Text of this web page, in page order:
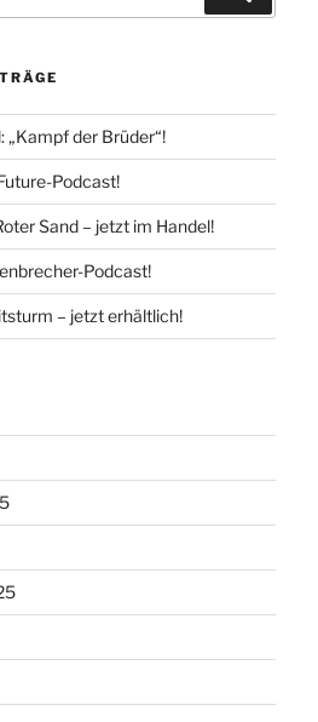
„Kampf der Brüder“!
Podcast!
Sand – jetzt im Handel!
Podcast!
– jetzt erhältlich!